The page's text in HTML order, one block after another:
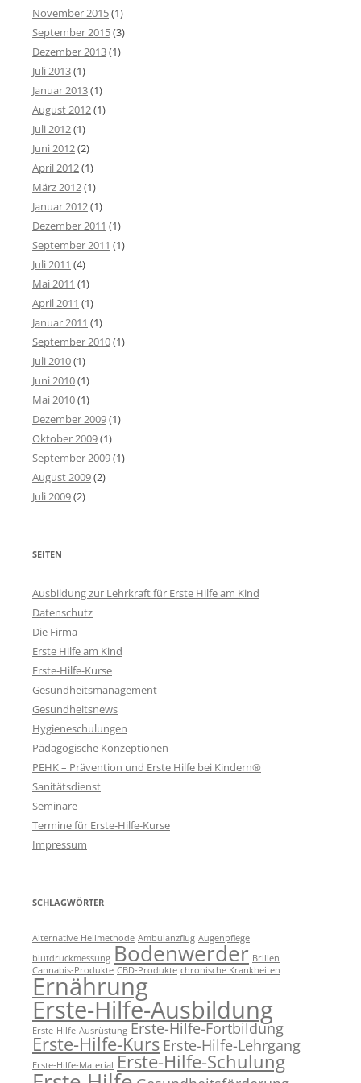
November 2015(1)
September 2015(3)
Dezember 2013(1)
Juli 2013(1)
Januar 2013(1)
August 2012(1)
Juli 2012(1)
Juni 2012(2)
April 2012(1)
März 2012(1)
Januar 2012(1)
Dezember 2011 (1)
September 2011 (1)
Juli 2011 (4)
Mai 2011 (1)
April 2011 (1)
Januar 2011 (1)
September 2010(1)
Juli 2010(1)
Juni 2010(1)
Mai 2010(1)
Dezember 2009(1)
Oktober 2009(1)
September 2009(1)
August 2009(2)
Juli 2009(2)
SEITEN
Ausbildung zur Lehrkraft für Erste Hilfe am Kind
Datenschutz
Die Firma
Erste Hilfe am Kind
Erste-Hilfe-Kurse
Gesundheitsmanagement
Gesundheitsnews
Hygieneschulungen
Pädagogische Konzeptionen
PEHK – Prävention und Erste Hilfe bei Kindern®
Sanitätsdienst
Seminare
Termine für Erste-Hilfe-Kurse
Impressum
SCHLAGWÖRTER
Alternative Heilmethode Ambulanzflug Augenpflege
blutdruckmessung Bodenwerder Brillen
Cannabis-Produkte CBD-Produkte chronische Krankheiten
Ernährung
Erste-Hilfe-Ausbildung
Erste-Hilfe-Ausrüstung Erste-Hilfe-Fortbildung
Erste-Hilfe-Kurs Erste-Hilfe-Lehrgang
Erste-Hilfe-Material Erste-Hilfe-Schulung